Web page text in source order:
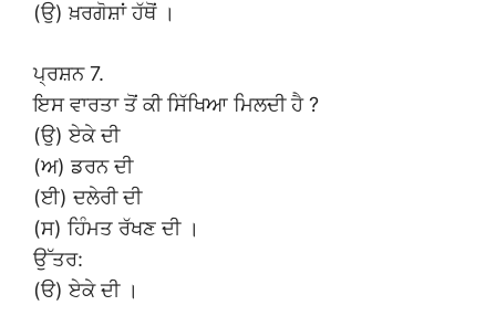
(ਉ) ਖ਼ਰਗੋਸ਼ਾਂ ਹੱਥੋਂ ।
ਪ੍ਰਸ਼ਨ 7.
ਇਸ ਵਾਰਤਾ ਤੋਂ ਕੀ ਸਿੱਖਿਆ ਮਿਲਦੀ ਹੈ ?
(ਉ) ਏਕੇ ਦੀ
(ਅ) ਡਰਨ ਦੀ
(ਈ) ਦਲੇਰੀ ਦੀ
(ਸ) ਹਿੰਮਤ ਰੱਖਣ ਦੀ ।
ਉੱਤਰ:
(ੳ) ਏਕੇ ਦੀ ।